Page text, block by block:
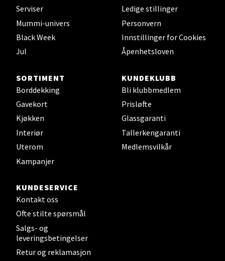
Serviser
Mummi-univers
Black Week
Jul
Ledige stillinger
Personvern
Innstillinger for Cookies
Åpenhetsloven
SORTIMENT
Borddekking
Gavekort
Kjøkken
Interiør
Uterom
Kampanjer
KUNDEKLUBB
Bli klubbmedlem
Prisløfte
Glassgaranti
Tallerkengaranti
Medlemsvilkår
KUNDESERVICE
Kontakt oss
Ofte stilte spørsmål
Salgs- og
leveringsbetingelser
Retur og reklamasjon
Steinkjer - Thon Senter Steinkjer
Sjøfartsgata 2, 7714 Steinkjer
Velg
Leirvik - Stord
Torgbakken 2, 5401 Stord
0 i butikk